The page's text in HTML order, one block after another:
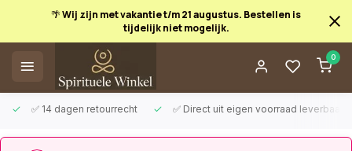
🌴 Wij zijn met vakantie t/m 21 augustus. Bestellen is
tijdelijk niet mogelijk.
0
✅ 14 dagen retourrecht ✅ Direct uit eigen voorraad leverbaar
Afrekenen is uitgeschakeld.